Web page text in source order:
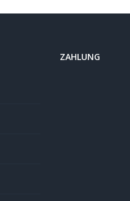
ZAHLUNG